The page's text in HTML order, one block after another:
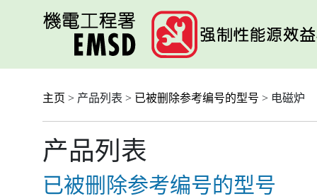
主页 > 产品列表 > 已被删除参考编号的型号 > 电磁炉
产品列表
已被删除参考编号的型号